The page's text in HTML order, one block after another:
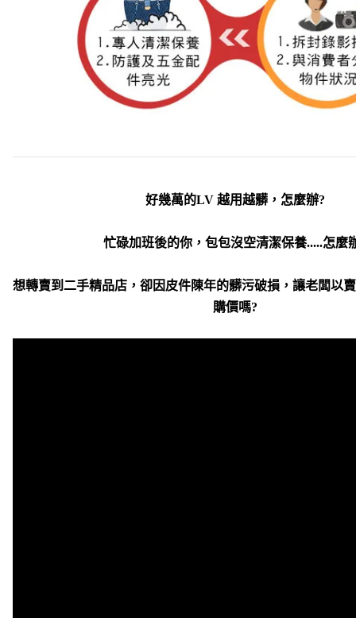
好幾萬的LV 越用越髒，怎麼辦?
忙碌加班後的你，包包沒空清潔保養.....怎麼
想轉賣到二手精品店，卻因皮件陳年的髒污破損，讓老闆以
購價嗎?